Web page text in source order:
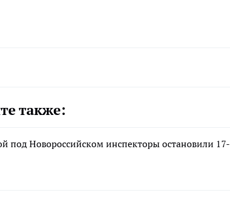
также:
под Новороссийском инспекторы остановили 17-